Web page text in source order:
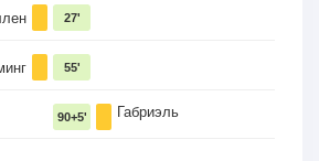
27'
55'
Габриэль
90+5'